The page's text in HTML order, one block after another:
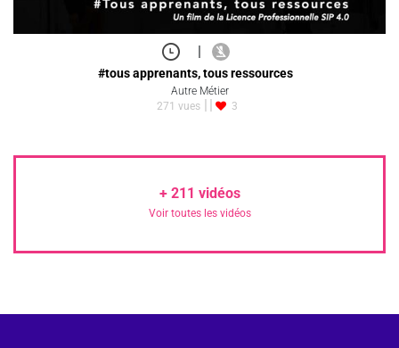
|
#tous apprenants, tous ressources
Autre Métier
271 vues
3
+ 211 vidéos
Voir toutes les vidéos